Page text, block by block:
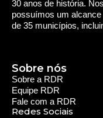
30 anos de história.
possuímos um
de 35 municípios,
Sobre a RDR
Equipe RDR
Fale com a RDR
Redes Sociais
Sobre nós